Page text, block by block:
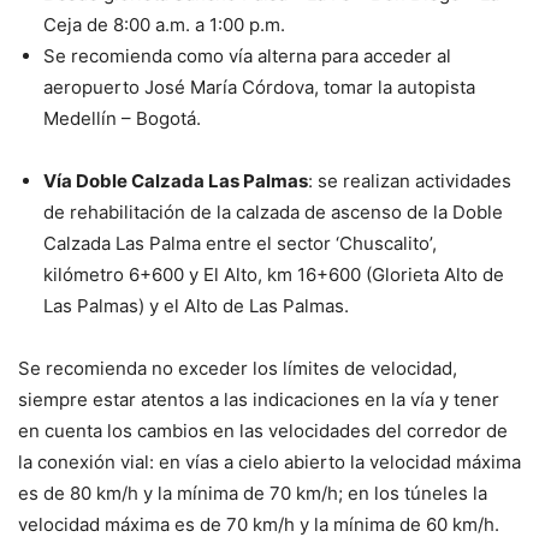
Ceja de 8:00 a.m. a 1:00 p.m.
Se recomienda como vía alterna para acceder al
aeropuerto José María Córdova, tomar la autopista
Medellín – Bogotá.
Vía Doble Calzada Las Palmas: se realizan actividades
de rehabilitación de la calzada de ascenso de la Doble
Calzada Las Palma entre el sector ‘Chuscalito’,
kilómetro 6+600 y El Alto, km 16+600 (Glorieta Alto de
Las Palmas) y el Alto de Las Palmas.
Se recomienda no exceder los límites de velocidad,
siempre estar atentos a las indicaciones en la vía y tener
en cuenta los cambios en las velocidades del corredor de
la conexión vial: en vías a cielo abierto la velocidad máxima
es de 80 km/h y la mínima de 70 km/h; en los túneles la
velocidad máxima es de 70 km/h y la mínima de 60 km/h.